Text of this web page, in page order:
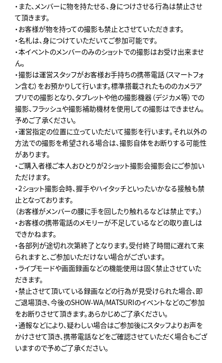
・また、メンバーに物を持たせる、身につけさせる行為は禁止させ
て頂きます。
・お客様が物を持っての撮影も禁止とさせていただきます。
・名札は、身につけていただいてご参加可能です。
・本イベントのメンバーのみのショットでの撮影はお受け出来ませ
ん。
・撮影は運営スタッフがお客様お手持ちの携帯電話（スマートフォ
ン含む）をお預かりして行います。標準搭載されたもののカメラア
プリでの撮影となり、タブレットや他の撮影機器（デジカメ等）での
撮影、フラッシュや撮影補助機材を使用しての撮影はできません。
予めご了承ください。
・運営指定の位置に立っていただいて撮影を行います。それ以外の
方法での撮影を希望される場合は、撮影自体をお断りする可能性
があります。
・ご購入者様ご本人おひとりが2ショット撮影会撮影会にご参加い
ただけます。
・2ショット撮影会時、握手やハイタッチといったいかなる接触も禁
止となっております。
（お客様がメンバーの腰に手を回したり触れるなどは禁止です。）
・お客様の携帯電話のメモリーが不足しているなどの取り直しは
できかねます。
・各部列が途切れ次第終了となります。受付終了時間に遅れて来
られますと、ご参加いただけない場合がございます。
・ライブモードや画面録画などの機能使用は固く禁止させていた
だきます。
・禁止させて頂いている録画などの行為が見受けられた場合、即
ご退場頂き、今後のSHOW-WA/MATSURIのイベントなどのご参加
をお断りさせて頂きます。あらかじめご了承ください。
・通報などにより、疑わしい場合はご参加後にスタッフよりお声を
かけさせて頂き、携帯電話などをご確認させていただく場合もござ
いますので予めご了承ください。